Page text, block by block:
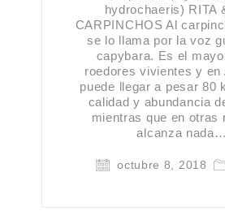
hydrochaeris) RITA
CARPINCHOS Al
se lo llama por la voz
capybara. Es el
roedores vivientes y en
puede llegar a pesar 80
calidad y abundancia
mientras que en otras
alcanza nada…
octubre 8, 2018